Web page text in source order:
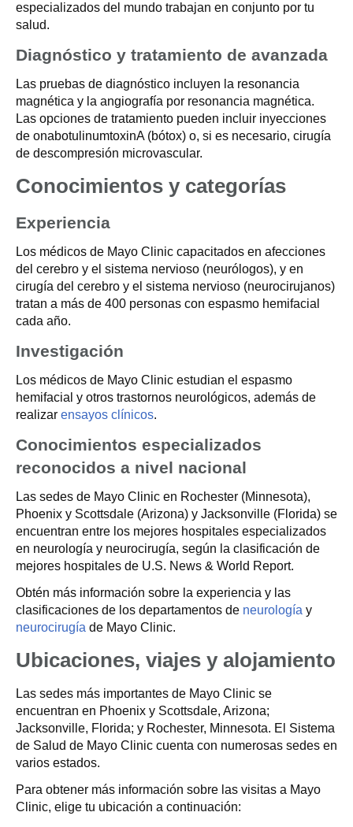
especializados del mundo trabajan en conjunto por tu
salud.
Diagnóstico y tratamiento de avanzada
Las pruebas de diagnóstico incluyen la resonancia
magnética y la angiografía por resonancia magnética.
Las opciones de tratamiento pueden incluir inyecciones
de onabotulinumtoxinA (bótox) o, si es necesario, cirugía
de descompresión microvascular.
Conocimientos y categorías
Experiencia
Los médicos de Mayo Clinic capacitados en afecciones
del cerebro y el sistema nervioso (neurólogos), y en
cirugía del cerebro y el sistema nervioso (neurocirujanos)
tratan a más de 400 personas con espasmo hemifacial
cada año.
Investigación
Los médicos de Mayo Clinic estudian el espasmo
hemifacial y otros trastornos neurológicos, además de
realizar ensayos clínicos.
Conocimientos especializados
reconocidos a nivel nacional
Las sedes de Mayo Clinic en Rochester (Minnesota),
Phoenix y Scottsdale (Arizona) y Jacksonville (Florida) se
encuentran entre los mejores hospitales especializados
en neurología y neurocirugía, según la clasificación de
mejores hospitales de U.S. News & World Report.
Obtén más información sobre la experiencia y las
clasificaciones de los departamentos de neurología y
neurocirugía de Mayo Clinic.
Ubicaciones, viajes y alojamiento
Las sedes más importantes de Mayo Clinic se
encuentran en Phoenix y Scottsdale, Arizona;
Jacksonville, Florida; y Rochester, Minnesota. El Sistema
de Salud de Mayo Clinic cuenta con numerosas sedes en
varios estados.
Para obtener más información sobre las visitas a Mayo
Clinic, elige tu ubicación a continuación: